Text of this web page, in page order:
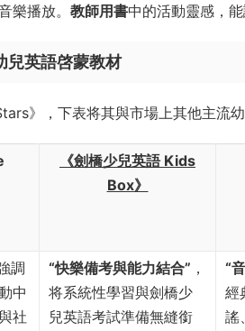
樂播放。 教師用書中的活動靈感，
兒英語啓蒙教材
》，下表将其與市場上其他主流
《劍橋少兒英語 Kids
Box》
調
中
社
“快樂備考與能力結合” ，
将系統性學習與劍橋少
兒英語考試準備無縫銜
“
經
謠